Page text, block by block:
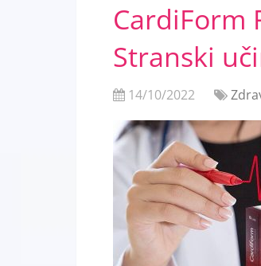
CardiForm
Stranski
14/10/2022